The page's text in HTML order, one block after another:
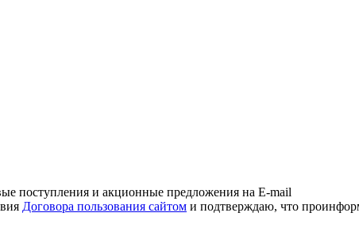
поступления и акционные предложения на E-mail
Договора пользования сайтом и подтверждаю, что